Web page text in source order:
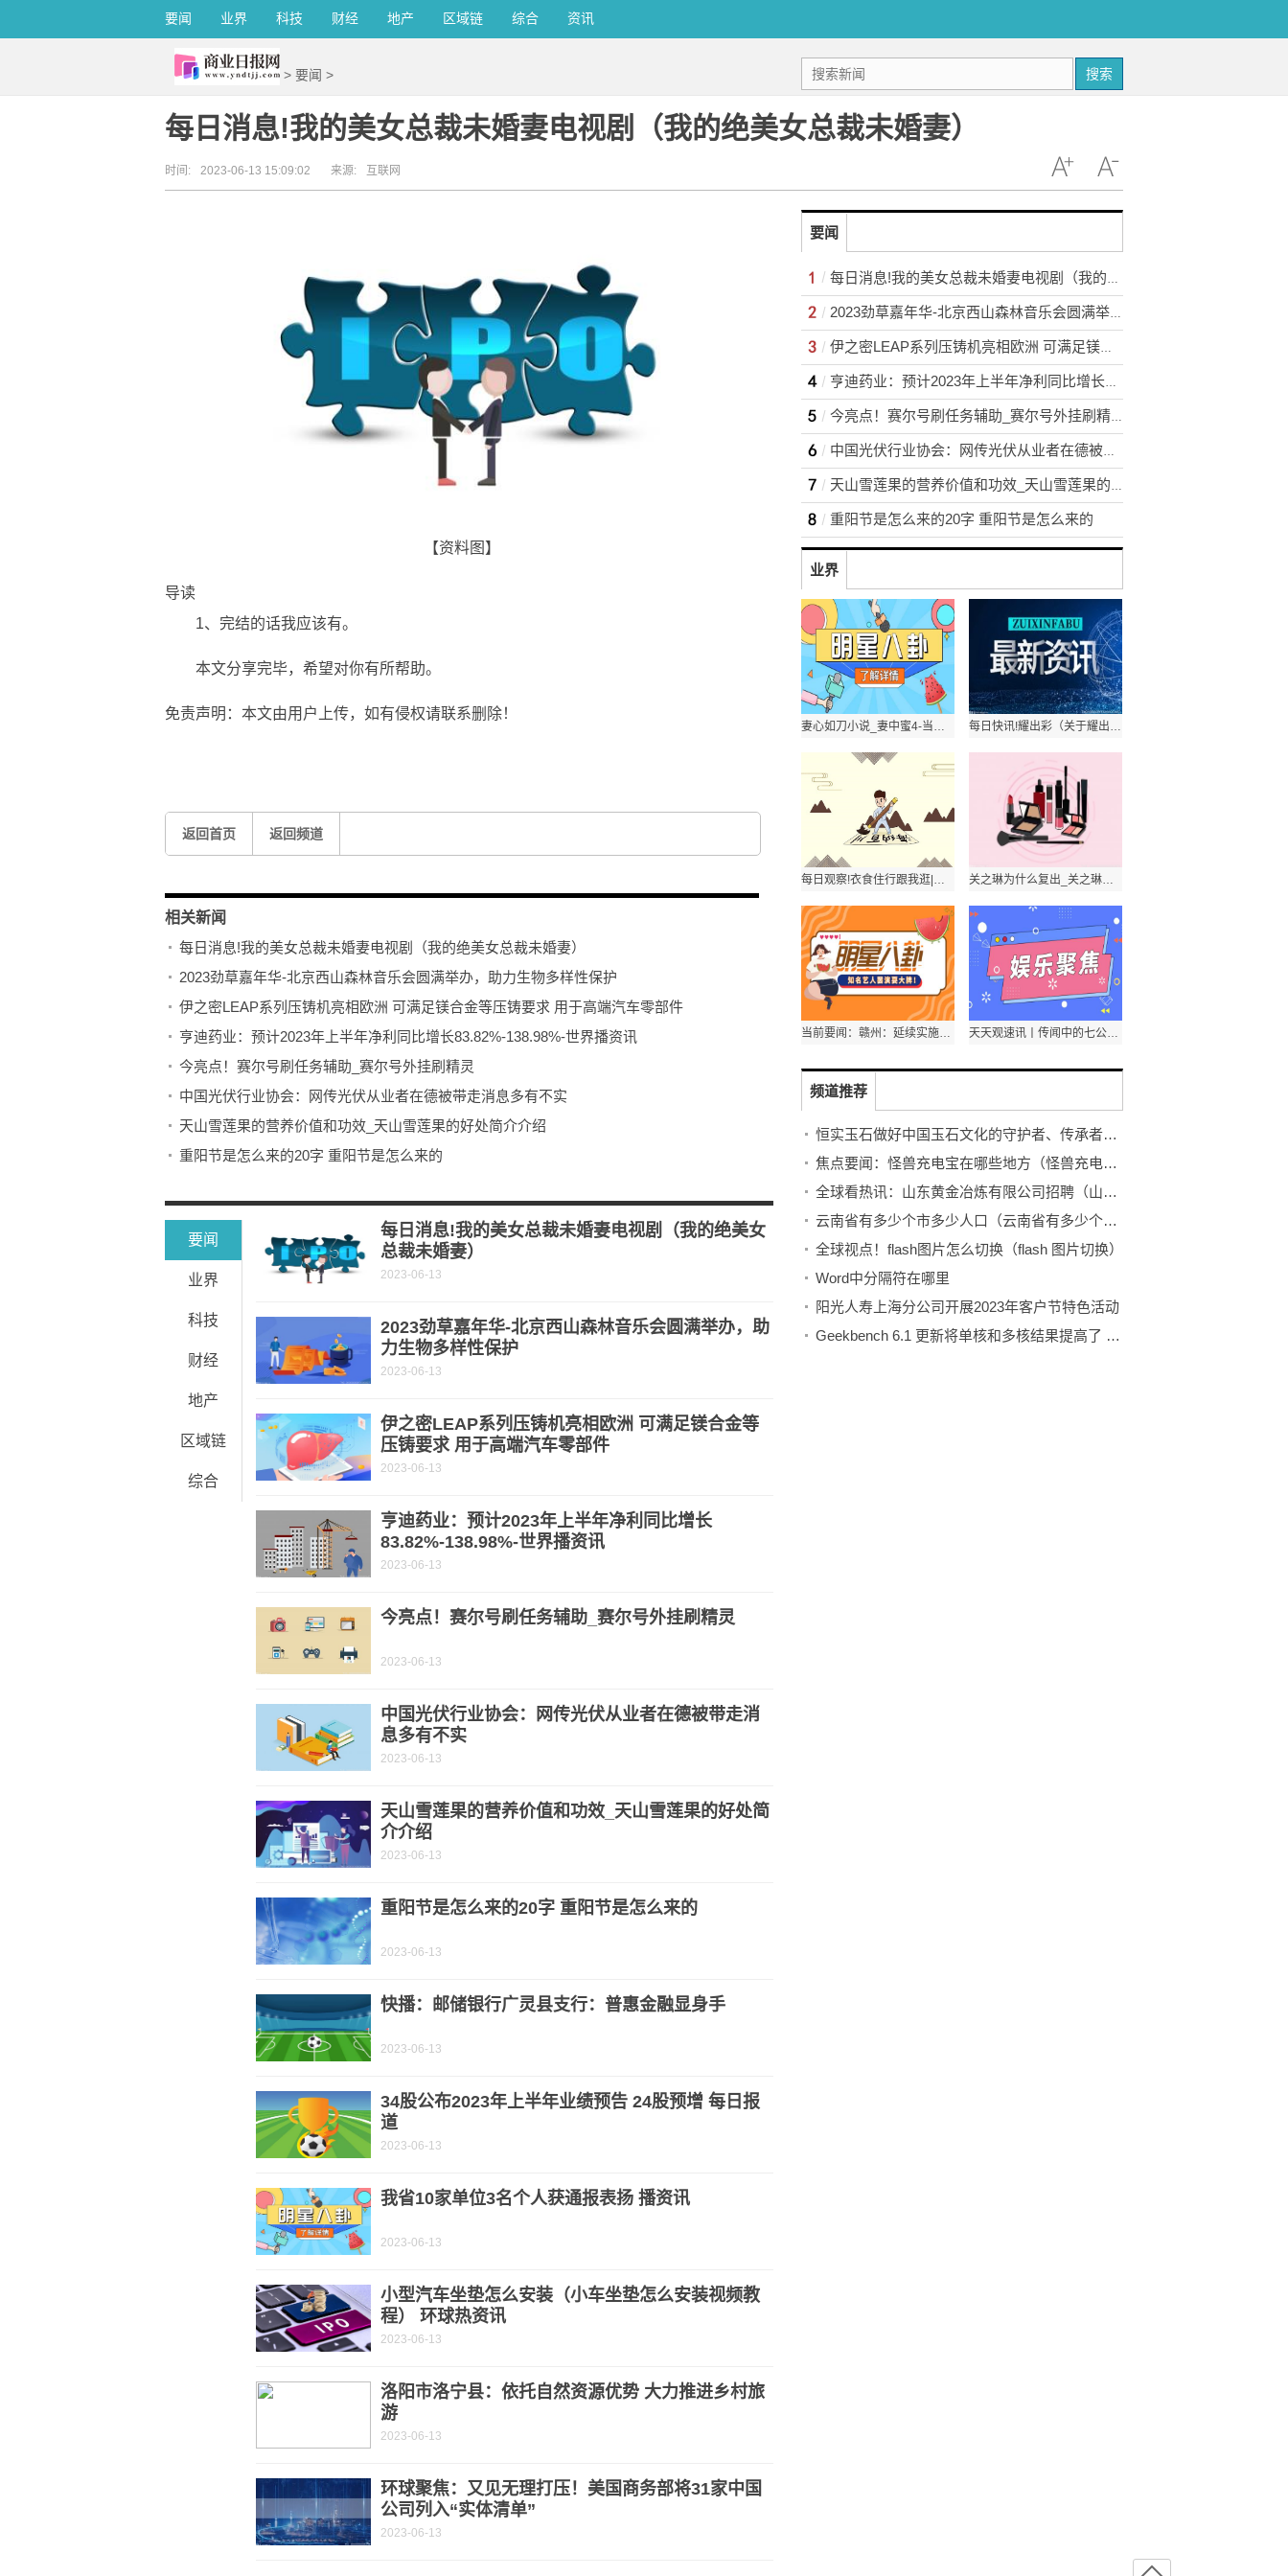
要闻 业界 科技 财经 地产 区域链 综合 资讯
> 要闻 > 搜索
每日消息!我的美女总裁未婚妻电视剧（我的绝美女总裁未婚妻）
时间: 2023-06-13 15:09:02 来源: 互联网
【资料图】
导读
1、完结的话我应该有。
本文分享完毕，希望对你有所帮助。
免责声明：本文由用户上传，如有侵权请联系删除！
返回首页 返回频道
相关新闻
每日消息!我的美女总裁未婚妻电视剧（我的绝美女总裁未婚妻）
2023劲草嘉年华-北京西山森林音乐会圆满举办，助力生物多样性保护
伊之密LEAP系列压铸机亮相欧洲 可满足镁合金等压铸要求 用于高端汽车零部件
亨迪药业：预计2023年上半年净利同比增长83.82%-138.98%-世界播资讯
今亮点！赛尔号刷任务辅助_赛尔号外挂刷精灵
中国光伏行业协会：网传光伏从业者在德被带走消息多有不实
天山雪莲果的营养价值和功效_天山雪莲果的好处简介介绍
重阳节是怎么来的20字 重阳节是怎么来的
要闻
业界
科技
财经
地产
区域链
综合
每日消息!我的美女总裁未婚妻电视剧（我的绝美女
总裁未婚妻）
2023-06-13
2023劲草嘉年华-北京西山森林音乐会圆满举办，助
力生物多样性保护
2023-06-13
伊之密LEAP系列压铸机亮相欧洲 可满足镁合金等
压铸要求 用于高端汽车零部件
2023-06-13
亨迪药业：预计2023年上半年净利同比增长
83.82%-138.98%-世界播资讯
2023-06-13
今亮点！赛尔号刷任务辅助_赛尔号外挂刷精灵
2023-06-13
中国光伏行业协会：网传光伏从业者在德被带走消
息多有不实
2023-06-13
天山雪莲果的营养价值和功效_天山雪莲果的好处简
介介绍
2023-06-13
重阳节是怎么来的20字 重阳节是怎么来的
2023-06-13
快播：邮储银行广灵县支行：普惠金融显身手
2023-06-13
34股公布2023年上半年业绩预告 24股预增 每日报
道
2023-06-13
我省10家单位3名个人获通报表扬 播资讯
2023-06-13
小型汽车坐垫怎么安装（小车坐垫怎么安装视频教
程） 环球热资讯
2023-06-13
洛阳市洛宁县：依托自然资源优势 大力推进乡村旅
游
2023-06-13
环球聚焦：又见无理打压！美国商务部将31家中国
公司列入“实体清单”
2023-06-13
要闻
每日消息!我的美女总裁未婚妻电视剧（我的绝美女总裁未婚妻）
2023劲草嘉年华-北京西山森林音乐会圆满举办，助力生物多样性保护
伊之密LEAP系列压铸机亮相欧洲 可满足镁合金等压铸要求 用于高端汽车零部件
亨迪药业：预计2023年上半年净利同比增长83.82%-138.98%-世界播资讯
今亮点！赛尔号刷任务辅助_赛尔号外挂刷精灵
中国光伏行业协会：网传光伏从业者在德被带走消息多有不实
天山雪莲果的营养价值和功效_天山雪莲果的好处简介介绍
重阳节是怎么来的20字 重阳节是怎么来的
业界
妻心如刀小说_妻中蜜4-当前热文 每日快讯!耀出彩（关于耀出彩的基本详情介绍）
每日观察!衣食住行跟我逛|夏日限定杨梅抢“鲜”上市，苏州本地“乌梅种”约20元/斤 关之琳为什么复出_关之琳被塞高尔夫球是怎么回事 头条焦点
当前要闻：赣州：延续实施二次使用公积金贷款最低30%首付比例等4项政策 天天观速讯丨传闻中的七公主美七是谁演的_传说中的七公主里面的美七是谁演的真名叫什么
频道推荐
恒实玉石做好中国玉石文化的守护者、传承者、创新者
焦点要闻：怪兽充电宝在哪些地方（怪兽充电宝可以在其他地方还吗）
全球看热讯：山东黄金冶炼有限公司招聘（山东黄金冶炼）
云南省有多少个市多少人口（云南省有多少个市） 全球通讯
全球视点！flash图片怎么切换（flash 图片切换）
Word中分隔符在哪里
阳光人寿上海分公司开展2023年客户节特色活动
Geekbench 6.1 更新将单核和多核结果提高了 10%_全球独家